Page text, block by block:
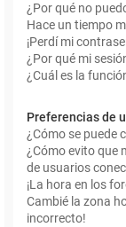
¿Por qué no
Hace un tiempo
¡Perdí mi
¿Por qué mi
¿Cuál es la
Preferencias de
¿Cómo se puede
¿Cómo evito que
de usuarios
¡La hora en los
Cambié la zona
incorrecto!